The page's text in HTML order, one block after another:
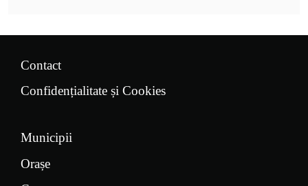
Contact
Confidențialitate și Cookies
Municipii
Orașe